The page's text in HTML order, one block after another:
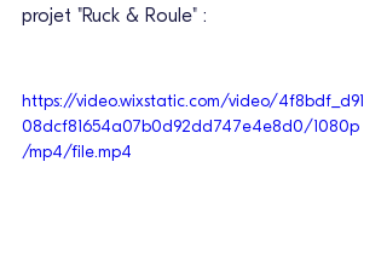
projet "Ruck & Roule" :
https://video.wixstatic.com/video/4f8bdf_d91
08dcf81654a07b0d92dd747e4e8d0/1080p
/mp4/file.mp4